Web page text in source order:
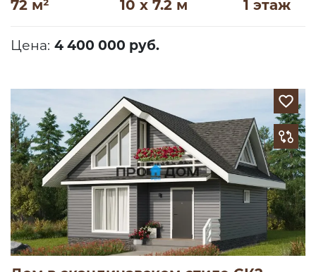
72 м² 10 x 7.2 м 1 этаж
Цена: 4 400 000 руб.